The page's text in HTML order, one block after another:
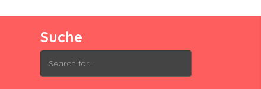
Suche
Search
for: